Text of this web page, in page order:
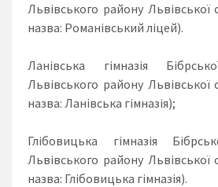
Львівського району Львівської
назва: Романівський ліцей).
Ланівська гімназія
Львівського району Львівської
назва: Ланівська гімназія);
Глібовицька гімназія
Львівського району Львівської
назва: Глібовицька гімназія).